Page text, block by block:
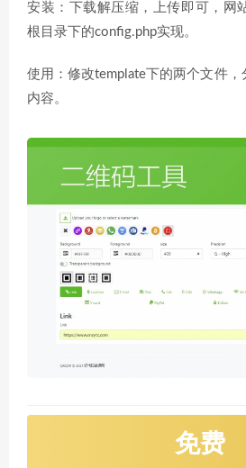
安装：下载解压缩，上传即可，网
根目录下的config.php实现。
使用：修改template下的两个文件，
内容。
免费